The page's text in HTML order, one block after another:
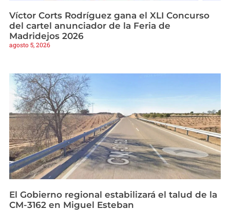
Víctor Corts Rodríguez gana el XLI Concurso
del cartel anunciador de la Feria de
Madridejos 2026
agosto 5, 2026
El Gobierno regional estabilizará el talud de la
CM-3162 en Miguel Esteban